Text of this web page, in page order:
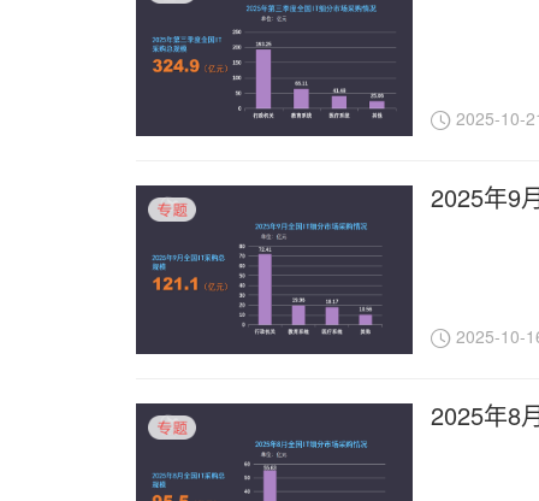
2025-10-
2025年9
2025-10-
2025年8